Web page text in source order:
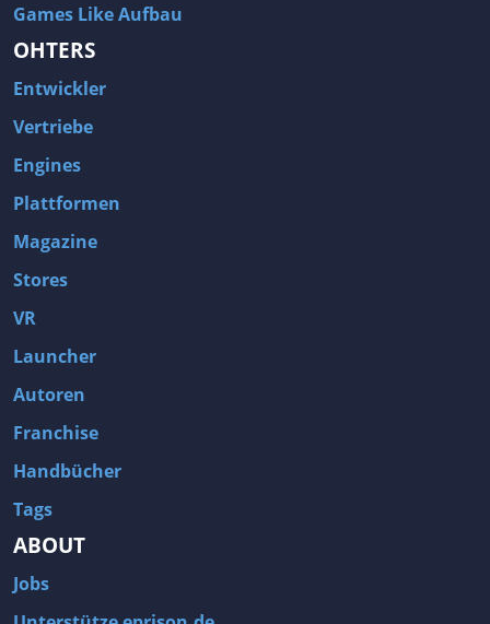
Games Like Aufbau
OHTERS
Entwickler
Vertriebe
Engines
Plattformen
Magazine
Stores
VR
Launcher
Autoren
Franchise
Handbücher
Tags
ABOUT
Jobs